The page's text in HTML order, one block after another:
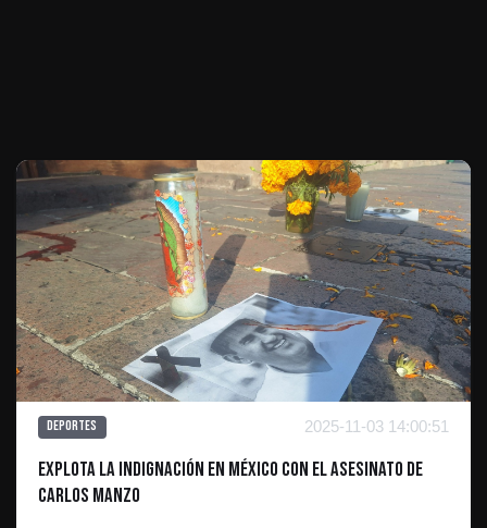
Deportes 2025-11-03 14:00:51
Explota la indignación en México con el asesinato de
Carlos Manzo